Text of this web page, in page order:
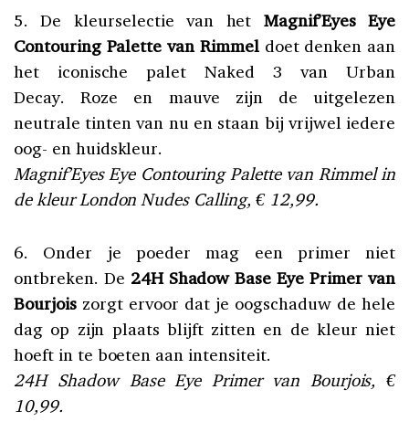
5. De kleurselectie van het Magnif’Eyes Eye
Contouring Palette van Rimmeldoet denken aan
het iconische palet Naked 3 van Urban
Decay. Roze en mauve zijn de uitgelezen
neutrale tinten van nu en staan bij vrijwel iedere
oog- en huidskleur.
Magnif’Eyes Eye Contouring Palette van Rimmel in
de kleur London Nudes Calling, € 12,99.
6. Onder je poeder mag een primer niet
ontbreken. De 24H Shadow Base Eye Primer van
Bourjoiszorgt ervoor dat je oogschaduw de hele
dag op zijn plaats blijft zitten en de kleur niet
hoeft in te boeten aan intensiteit.
24H Shadow Base Eye Primer van Bourjois, €
10,99.